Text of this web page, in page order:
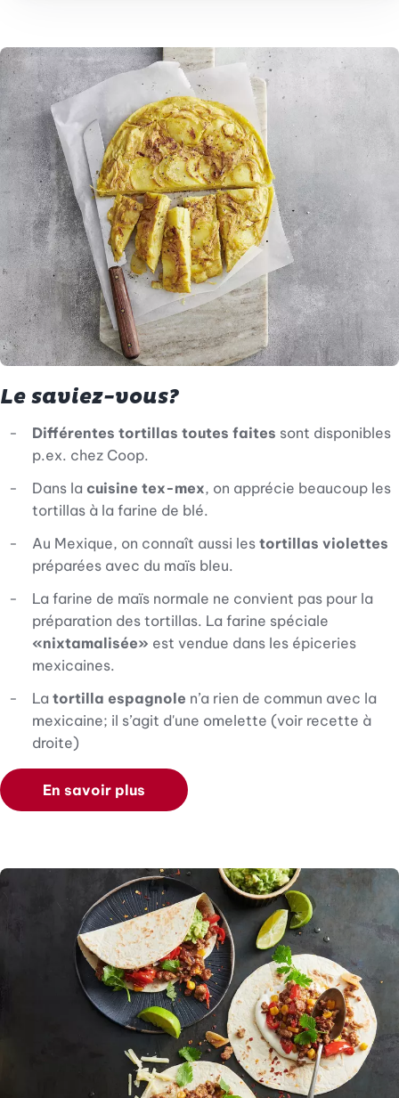
Le saviez-vous?
Différentes tortillas toutes faites sont disponibles
p.ex. chez Coop.
Dans la cuisine tex-mex, on apprécie beaucoup les
tortillas à la farine de blé.
Au Mexique, on connaît aussi les tortillas violettes
préparées avec du maïs bleu.
La farine de maïs normale ne convient pas pour la
préparation des tortillas. La farine spéciale
«nixtamalisée» est vendue dans les épiceries
mexicaines.
La tortilla espagnole n’a rien de commun avec la
mexicaine; il s’agit d'une omelette (voir recette à
droite)
En savoir plus